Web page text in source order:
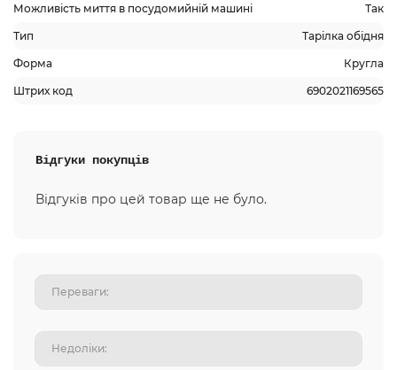
Можливість миття в посудомийній машині Так
Тип Тарілка обідня
Форма Кругла
Штрих код 6902021169565
Відгуки покупців
Відгуків про цей товар ще не було.